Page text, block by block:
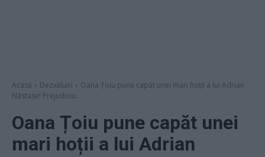
Acasă Dezvăluiri
Oana Țoiu pune capăt unei mari hoții a lui Adrian
Năstase! Prejudiciu...
Oana Țoiu pune capăt unei
mari hoții a lui Adrian